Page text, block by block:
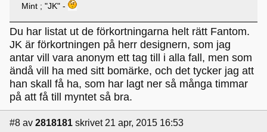
Mint ; "JK" -
Du har listat ut de förkortningarna helt rätt Fantom.
JK är förkortningen på herr designern, som jag
antar vill vara anonym ett tag till i alla fall, men som
ändå vill ha med sitt bomärke, och det tycker jag att
han skall få ha, som har lagt ner så många timmar
på att få till myntet så bra.
#8 av 2818181 skrivet 21 apr, 2015 16:53